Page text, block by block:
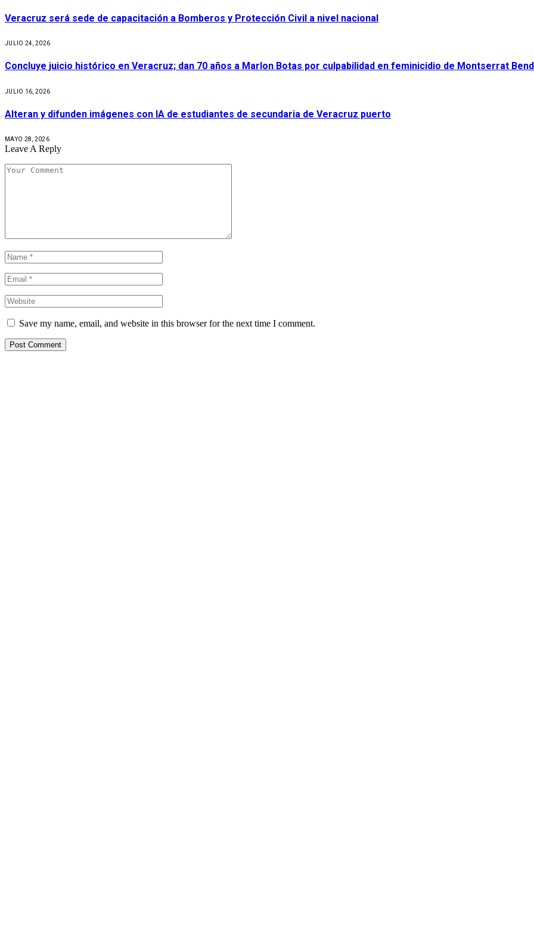
Veracruz será sede de capacitación a Bomberos y Protección Civil a nivel nacional
JULIO 24, 2026
Concluye juicio histórico en Veracruz; dan 70 años a Marlon Botas por culpabilidad en feminicidio de Montserrat
JULIO 16, 2026
Alteran y difunden imágenes con IA de estudiantes de secundaria de Veracruz puerto
MAYO 28, 2026
Leave A Reply
Save my name, email, and website in this browser for the next time I comment.